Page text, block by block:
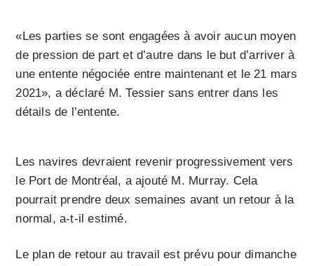
«Les parties se sont engagées à avoir aucun moyen
de pression de part et d’autre dans le but d’arriver à
une entente négociée entre maintenant et le 21 mars
2021», a déclaré M. Tessier sans entrer dans les
détails de l’entente.
Les navires devraient revenir progressivement vers
le Port de Montréal, a ajouté M. Murray. Cela
pourrait prendre deux semaines avant un retour à la
normal, a-t-il estimé.
Le plan de retour au travail est prévu pour dimanche